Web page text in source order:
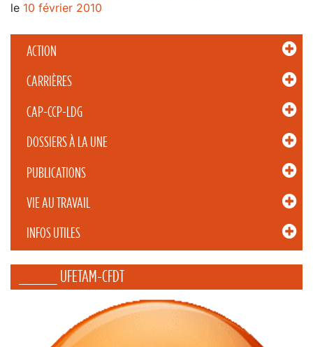
ACTION
CARRIÈRES
CAP-CCP-LDG
DOSSIERS À LA UNE
PUBLICATIONS
VIE AU TRAVAIL
INFOS UTILES
_____ UFETAM-CFDT
le 10 février 2010